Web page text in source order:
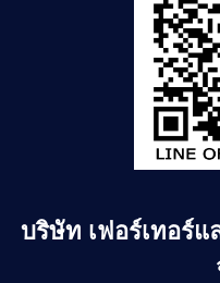
บริษัท เฟอร์เทอร์แ